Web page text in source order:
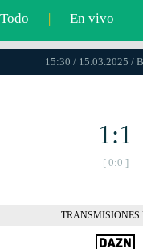
Todo | En vivo
15:30 / 15.03.2025 /
1:1
[ 0:0 ]
TRANSMISIONES